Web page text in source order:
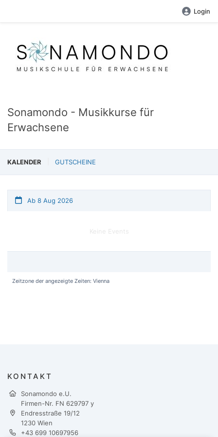
Login
Sonamondo - Musikkurse für
Erwachsene
KALENDER GUTSCHEINE
Ab 8 Aug 2026
Keine Events
Zeitzone der angezeigte Zeiten: Vienna
KONTAKT
Sonamondo e.U.
Firmen-Nr. FN 629797 y
Endresstraße 19/12
1230 Wien
+43 699 10697956